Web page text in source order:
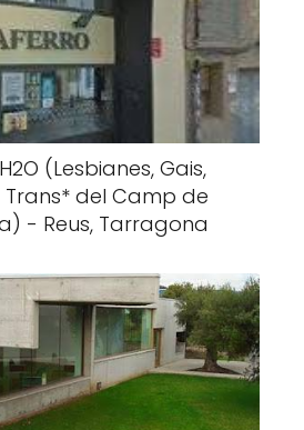
(Lesbianes, Gais,
Trans* del Camp de
- Reus, Tarragona